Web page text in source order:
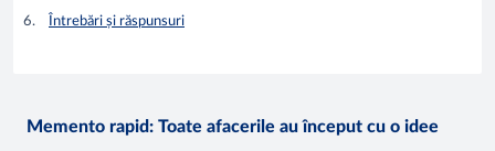
Întrebări și răspunsuri
Memento rapid: Toate afacerile au început cu o idee